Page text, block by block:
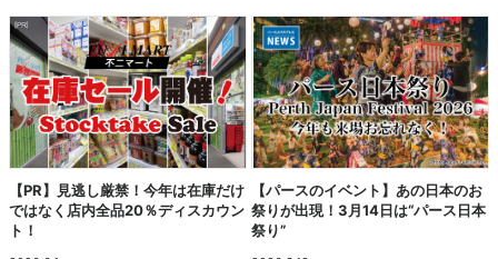
【PR】見逃し厳禁！今年は在庫だけ
ではなく店内全品20％ディスカウン
ト！
【パースのイベント】あの日本のお
祭りが出現！3月14日は“パース日本
祭り”